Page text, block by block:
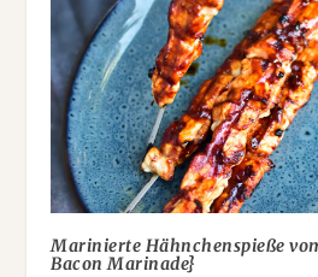
Marinierte Hähnchenspieße
Bacon Marinade}